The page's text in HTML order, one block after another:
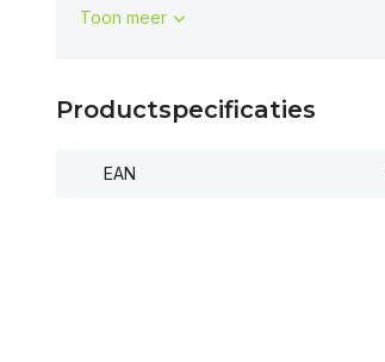
Toon meer
Productspecificaties
EAN